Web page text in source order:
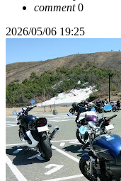
comment0
2026/05/06 19:25